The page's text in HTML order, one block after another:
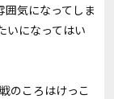
気になってしま
いになってはい
のころはけっこ